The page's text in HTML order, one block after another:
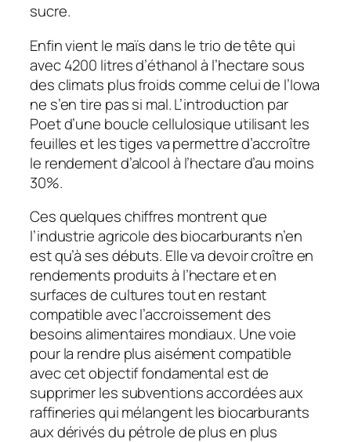
sucre.
Enfin vient le maïs dans le trio de tête qui
avec 4200 litres d’éthanol à l’hectare sous
des climats plus froids comme celui de l’Iowa
ne s’en tire pas si mal. L’introduction par
Poet d’une boucle cellulosique utilisant les
feuilles et les tiges va permettre d’accroître
le rendement d’alcool à l’hectare d’au moins
30%.
Ces quelques chiffres montrent que
l’industrie agricole des biocarburants n’en
est qu’à ses débuts. Elle va devoir croître en
rendements produits à l’hectare et en
surfaces de cultures tout en restant
compatible avec l’accroissement des
besoins alimentaires mondiaux. Une voie
pour la rendre plus aisément compatible
avec cet objectif fondamental est de
supprimer les subventions accordées aux
raffineries qui mélangent les biocarburants
aux dérivés du pétrole de plus en plus